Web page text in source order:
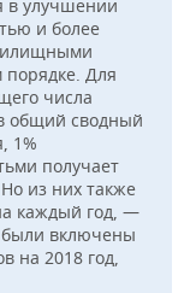
в улучшении
и более
Для
числа
общий сводный
1%
получает
из них также
каждый год, —
были включены
на 2018 год,